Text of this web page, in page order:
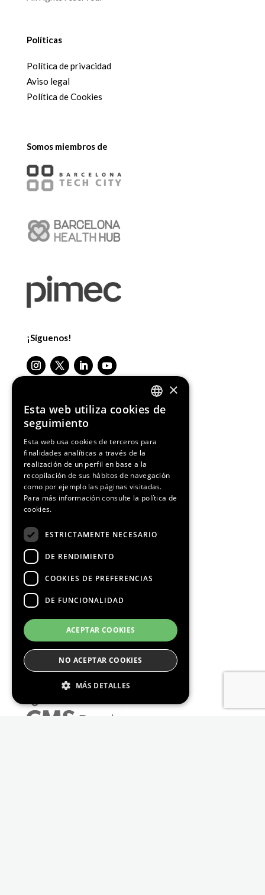
Políticas
Política de privacidad
Aviso legal
Política de Cookies
Somos miembros de
¡Síguenos!
Media Partners
ENGLISH
×
Esta web utiliza cookies de
seguimiento
Esta web usa cookies de terceros para
finalidades analíticas a través de la
realización de un perfil en base a la
recopilación de sus hábitos de navegación
como por ejemplo las páginas visitadas.
Para más información consulte la política de
cookies.
ESTRICTAMENTE NECESARIO
DE RENDIMIENTO
COOKIES DE PREFERENCIAS
DE FUNCIONALIDAD
ACEPTAR COOKIES
NO ACEPTAR COOKIES
MÁS DETALLES